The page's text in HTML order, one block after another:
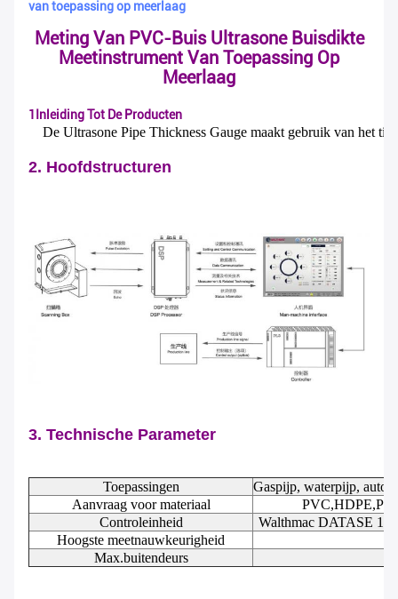
van toepassing op meerlaag
Meting Van PVC-Buis Ultrasone Buisdikte
Meetinstrument Van Toepassing Op
Meerlaag
1Inleiding Tot De Producten
De Ultrasone Pipe Thickness Gauge maakt gebruik van het
2. Hoofdstructuren
3. Technische Parameter
Toepassingen
Gaspijp, waterpijp,
Aanvraag voor materiaal
Controleinheid
Walthmac DATASE
Hoogste meetnauwkeurigheid
Max.buitendeurs